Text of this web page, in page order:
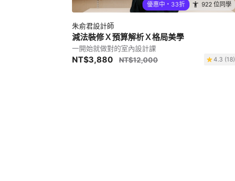
優惠中・33折 922 位同學
朱俞君設計師
減法裝修Ｘ預算解析Ｘ格局美學
一開始就做對的室內設計課
NT$3,880 NT$12,000 4.3 (18)